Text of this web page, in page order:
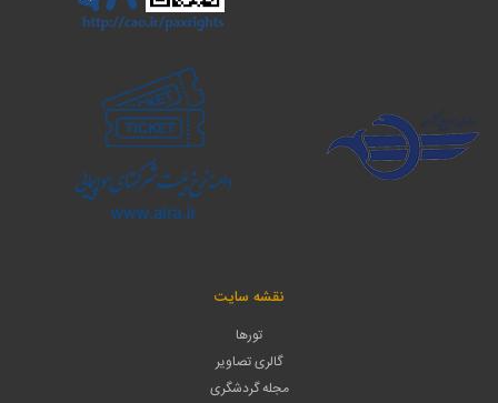
نقشه سایت
تورها
گالری تصاویر
مجله گردشگری